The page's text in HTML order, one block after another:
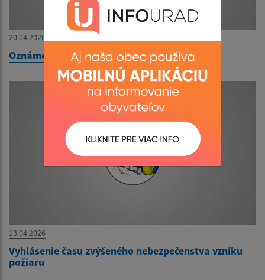
20.04.2026
Oznámenie o uložení zásielky
13.04.2026
Vyhlásenie času zvýšeného nebezpečenstva vzniku
požiaru